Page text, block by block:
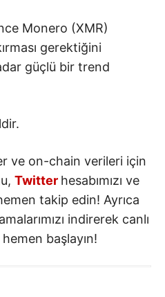
Monero (XMR)
gerektiğini
güçlü bir trend
ve on-chain verileri için
Twitter hesabımızı ve
takip edin! Ayrıca
indirerek canlı
başlayın!